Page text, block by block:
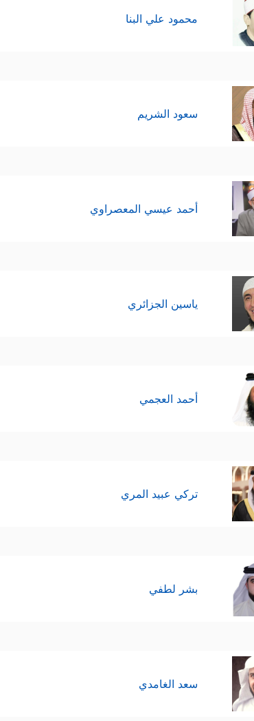
محمود علي البنا
سعود الشريم
أحمد عيسي المعصراوي
ياسين الجزائري
أحمد العجمي
تركي عبيد المري
بشر لطفي
سعد الغامدي